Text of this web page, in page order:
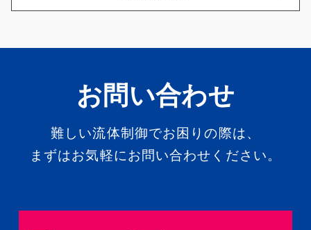
お問い合わせ
難しい流体制御でお困りの際は、
まずはお気軽にお問い合わせください。